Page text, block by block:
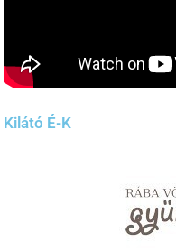
Kilátó É-K